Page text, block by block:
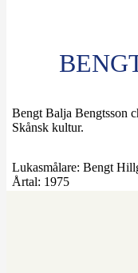
Bengt Balja Bengtsson
Skånsk kultur.
Lukasmålare: Bengt
Årtal: 1975